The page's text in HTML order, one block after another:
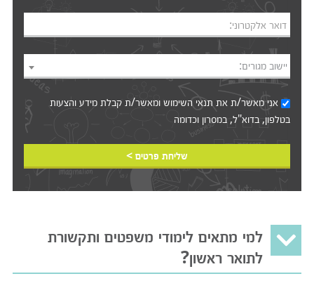
דואר אלקטרוני:
יישוב מגורים:
אני מאשר/ת אתתנאי השימושומאשר/ת קבלת מידע והצעות
בטלפון, בדוא"ל, במסרון וכדומה‎‎
שליחת פרטים >
למי מתאים לימודי משפטים ותקשורת
לתואר ראשון?